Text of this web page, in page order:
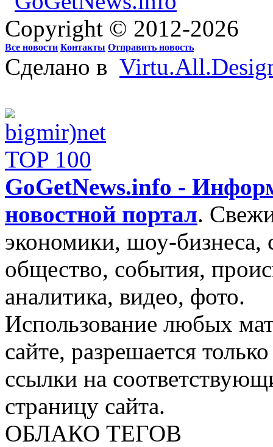
Copyright © 2012-2026
Все новости Контакты Отправить новость
Сделано в
GoGetNews.info -
новостной портал.
экономики, шоу-бизнеса,
общество, события,
аналитика, видео, фото.
Использование любых
сайте, разрешается
ссылки на
страницу сайта.
ОБЛАКО ТЕГОВ